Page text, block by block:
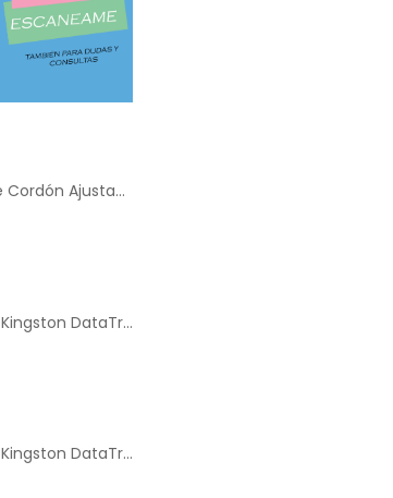
1 Pieza de Cordón Ajustable Universal Para el Teléfono Con Clip Antipérdida
Pendrive Kingston DataTraveler® Exodia™ 64GB 3.2'
Pendrive Kingston DataTraveler® Exodia™ 128GB 3.2´